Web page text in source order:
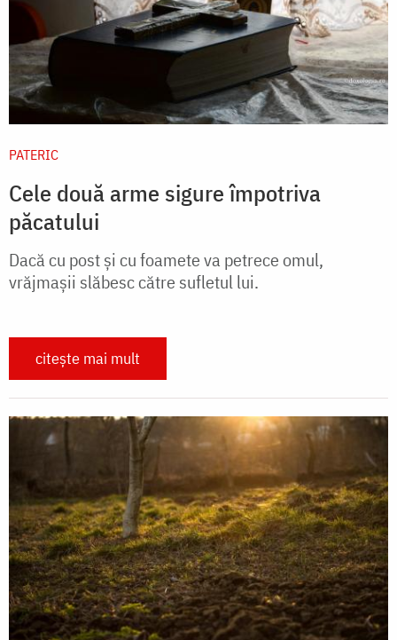
PATERIC
Cele două arme sigure împotriva
păcatului
Dacă cu post și cu foamete va petrece omul,
vrăjmașii slăbesc către sufletul lui.
citește mai mult